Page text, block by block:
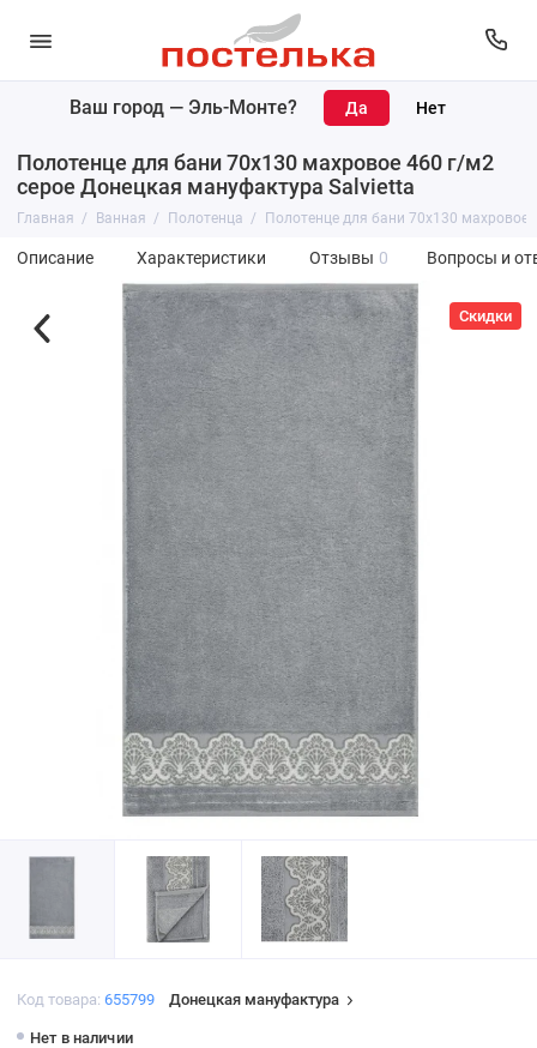
Ваш город — Эль-Монте?
Полотенце для бани 70х130 махровое 460 г/м2
серое Донецкая мануфактура Salvietta
Главная Ванная Полотенца Полотенце для бани 70х130
Описание Характеристики Отзывы 0 Вопросы и
Скидки
Код товара: 655799 Донецкая мануфактура
Нет в наличии